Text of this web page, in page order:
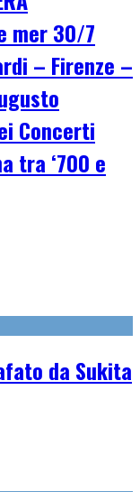
mer 30/7
– Firenze –
Concerti
tra ‘700 e
da Sukita